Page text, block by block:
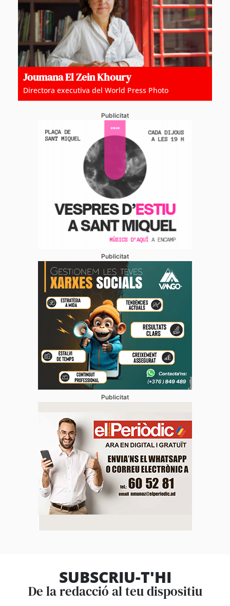
Joumana El Zein Khoury
Directora executiva del World Press Photo
Publicitat
Publicitat
Publicitat
SUBSCRIU-T'HI
De la redacció al teu dispositiu